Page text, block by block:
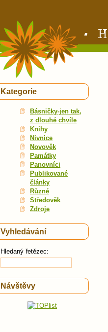
Kategorie
Básničky-jen tak,
z dlouhé chvíle
Knihy
Nivnice
Novověk
Památky
Panovníci
Publikované
články
Různé
Středověk
Zdroje
Vyhledávání
Hledaný řetězec:
Návštěvy